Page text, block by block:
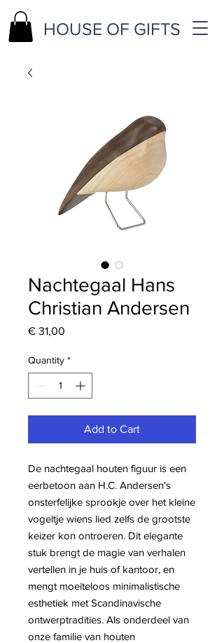
HOUSE OF GIFTS
Nachtegaal Hans
Christian Andersen
€ 31,00
Quantity *
Add to Cart
De nachtegaal houten figuur is een
eerbetoon aan H.C. Andersen's
onsterfelijke sprookje over het kleine
vogeltje wiens lied zelfs de grootste
keizer kon ontroeren. Dit elegante
stuk brengt de magie van verhalen
vertellen in je huis of kantoor, en
mengt moeiteloos minimalistische
esthetiek met Scandinavische
ontwerptradities. Als onderdeel van
onze familie van houten